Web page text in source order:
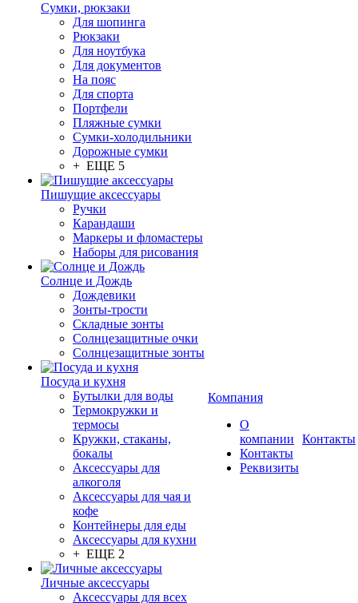
Сумки, рюкзаки
Для шопинга
Рюкзаки
Для ноутбука
Для документов
На пояс
Для спорта
Портфели
Пляжные сумки
Сумки-холодильники
Дорожные сумки
+ ЕЩЕ 5
Пишущие аксессуары
Ручки
Карандаши
Маркеры и фломастеры
Наборы для рисования
Солнце и Дождь
Дождевики
Зонты-трости
Складные зонты
Солнцезащитные очки
Солнцезащитные зонты
Посуда и кухня
Бутылки для воды
Термокружки и
термосы
Кружки, стаканы,
бокалы
Аксессуары для
алкоголя
Аксессуары для чая и
кофе
Контейнеры для еды
Аксессуары для кухни
+ ЕЩЕ 2
Личные аксессуары
Аксессуары для всех
Компания
О
компании
Контакты
Реквизиты
Контакты